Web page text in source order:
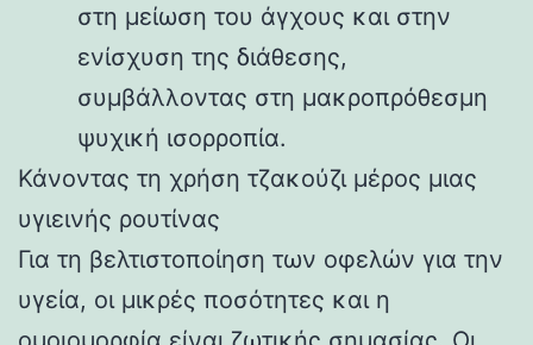
στη μείωση του άγχους και στην
ενίσχυση της διάθεσης,
συμβάλλοντας στη μακροπρόθεσμη
ψυχική ισορροπία.
Κάνοντας τη χρήση τζακούζι μέρος μιας
υγιεινής ρουτίνας
Για τη βελτιστοποίηση των οφελών για την
υγεία, οι μικρές ποσότητες και η